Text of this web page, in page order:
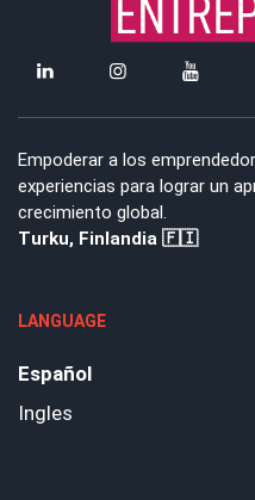
Empoderar a los
experiencias para lograr un
crecimiento global.
Turku, Finlandia 🇫🇮
LANGUAGE
Español
Ingles